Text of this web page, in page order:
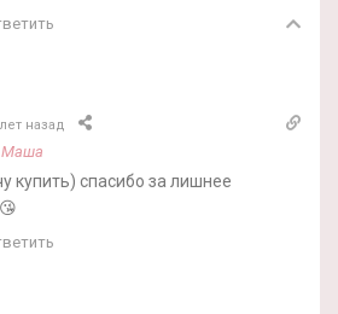
назад
Маша
купить) спасибо за лишнее